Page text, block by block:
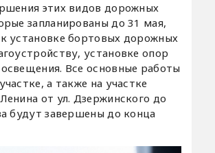
этих видов дорожных
запланированы до 31 мая,
установке бортовых дорожных
установке опор
Все основные работы
а также на участке
от ул. Дзержинского до
будут завершены до конца